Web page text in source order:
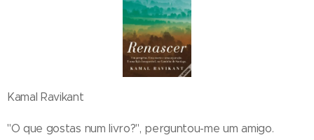
Kamal Ravikant
"O que gostas num livro?", perguntou-me um amigo.